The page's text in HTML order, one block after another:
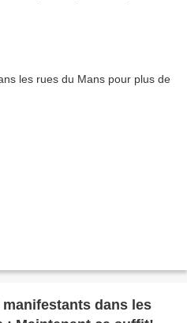
manifestants dans les